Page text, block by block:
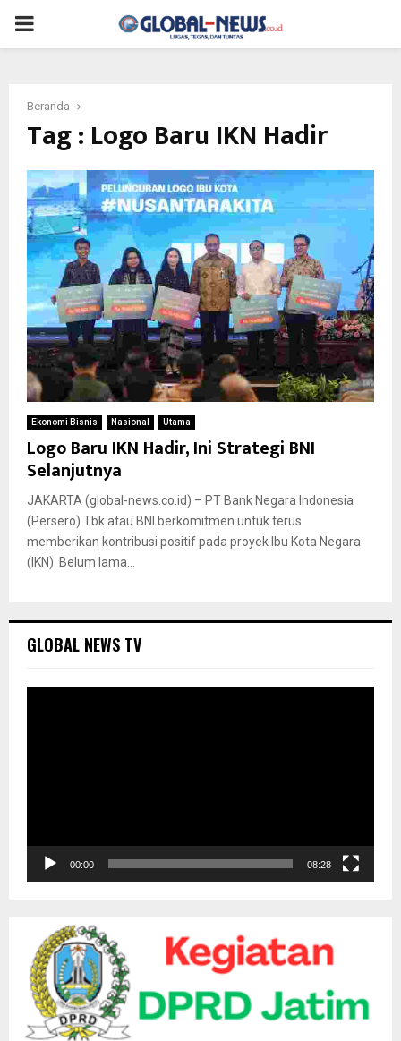
PRIMARY
Beranda
Tag : Logo Baru IKN Hadir
Ekonomi Bisnis Nasional Utama
Logo Baru IKN Hadir, Ini Strategi BNI
Selanjutnya
JAKARTA (global-news.co.id) – PT Bank Negara Indonesia
(Persero) Tbk atau BNI berkomitmen untuk terus
memberikan kontribusi positif pada proyek Ibu Kota Negara
(IKN). Belum lama...
GLOBAL NEWS TV
i
e
00:00 08:28